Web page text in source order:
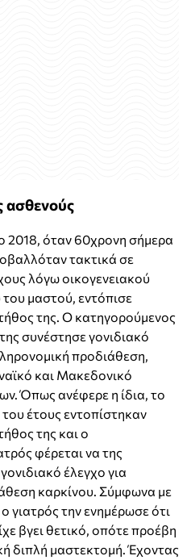
ασθενούς
2018, όταν 60χρονη σήμερα
τακτικά σε
λόγω οικογενειακού
του μαστού, εντόπισε
της. Ο κατηγορούμενος
συνέστησε γονιδιακό
προδιάθεση,
και Μακεδονικό
Όπως ανέφερε η ίδια, το
έτους εντοπίστηκαν
της και ο
φέρεται να της
έλεγχο για
καρκίνου. Σύμφωνα με
γιατρός την ενημέρωσε ότι
βγει θετικό, οπότε προέβη
διπλή μαστεκτομή. Έχοντας